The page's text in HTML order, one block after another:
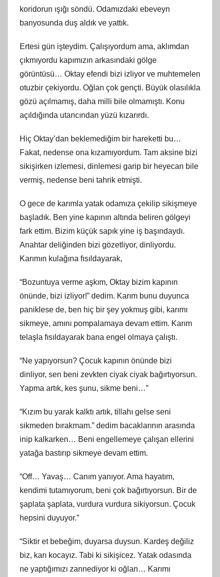
koridorun ışığı söndü. Odamızdaki ebeveyn
banyosunda duş aldık ve yattık.
Ertesi gün işteydim. Çalışıyordum ama, aklımdan
çıkmıyordu kapımızın arkasındaki gölge
görüntüsü… Oktay efendi bizi izliyor ve muhtemelen
otuzbir çekiyordu. Oğlan çok gençti. Büyük olasılıkla
gözü açılmamış, daha milli bile olmamıştı. Konu
açıldığında utancından yüzü kızarırdı.
Hiç Oktay’dan beklemediğim bir hareketti bu…
Fakat, nedense ona kızamıyordum. Tam aksine bizi
sikişirken izlemesi, dinlemesi garip bir heyecan bile
vermiş, nedense beni tahrik etmişti.
O gece de karımla yatak odamıza çekilip sikişmeye
başladık. Ben yine kapının altında beliren gölgeyi
fark ettim. Bizim küçük sapık yine iş başındaydı.
Anahtar deliğinden bizi gözetliyor, dinliyordu.
Karımın kulağına fısıldayarak,
“Bozuntuya verme aşkım, Oktay bizim kapının
önünde, bizi izliyor!” dedim. Karım bunu duyunca
paniklese de, ben hiç bir şey yokmuş gibi, karımı
sikmeye, amını pompalamaya devam ettim. Karım
telaşla fısıldayarak bana engel olmaya çalıştı.
“Ne yapıyorsun? Çocuk kapının önünde bizi
dinliyor, sen beni zevkten ciyak ciyak bağırtıyorsun.
Yapma artık, kes şunu, sikme beni…”
“Kızım bu yarak kalktı artık, tillahı gelse seni
sikmeden bırakmam.” dedim bacaklarının arasında
inip kalkarken… Beni engellemeye çalışan ellerini
yatağa bastırıp sikmeye devam ettim.
“Off… Yavaş… Canım yanıyor. Ama hayatım,
kendimi tutamıyorum, beni çok bağırtıyorsun. Bir de
şaplata şaplata, vurdura vurdura sikiyorsun. Çocuk
hepsini duyuyor.”
“Siktir et bebeğim, duyarsa duysun. Kardeş değiliz
biz, karı kocayız. Tabi ki sikişicez. Yatak odasında
ne yaptığımızı zannediyor ki oğlan… Karımı